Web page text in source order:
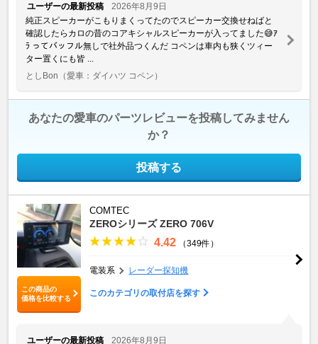
ユーザーの最新投稿
2026年8月9日
純正スピーカーがこもりまくってたのでスピーカー交換せねばと
確認したらカロの昔のコアキシャルスピーカーが入ってました😅ｱ
ﾗ ってバッフル無しで社外品つくんだ コペンは車内も狭くツィー
ター置くにも皆 ...
としBon （愛車：ダイハツ コペン）
あなたの愛車のパーツレビューを投稿してみません
か？
投稿する
この商品の
価格を比較する
COMTEC
ZEROシリーズ ZERO 706V
4.42 （349件）
電装系 レーダー探知機
このカテゴリの取付店を探す
ユーザーの最新投稿
2026年8月9日